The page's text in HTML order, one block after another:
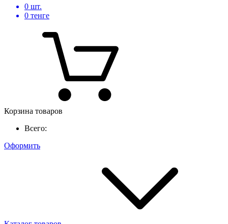
0 шт.
0 тенге
Корзина товаров
Всего:
Оформить